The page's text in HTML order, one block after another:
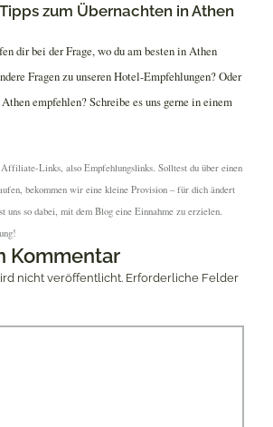
zum Übernachten in Athen
dir bei der Frage, wo du am besten in Athen
Fragen zu unseren Hotel-Empfehlungen? Oder
empfehlen? Schreibe es uns gerne in einem
Links, also Empfehlungslinks. Solltest du über einen
bekommen wir eine kleine Provision – für dich ändert
uns so dabei, mit dem Blog eine Einnahme zu erzielen.
Kommentar
nicht veröffentlicht. Erforderliche Felder